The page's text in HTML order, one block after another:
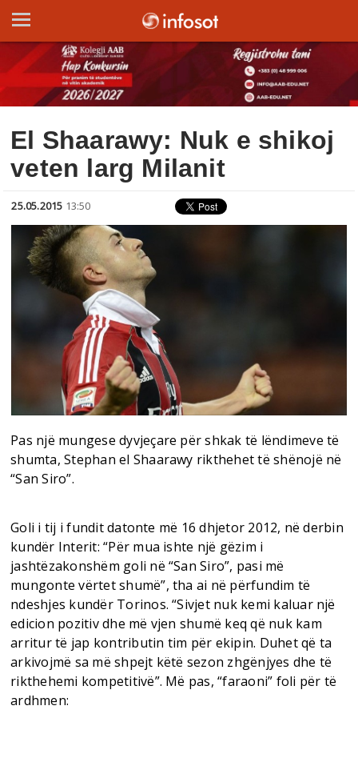
El Shaarawy: Nuk e shikoj
veten larg Milanit
25.05.2015 13:50
Pas një mungese dyvjeçare për shkak të lëndimeve të
shumta, Stephan el Shaarawy rikthehet të shënojë në
“San Siro”.
Goli i tij i fundit datonte më 16 dhjetor 2012, në derbin
kundër Interit: “Për mua ishte një gëzim i
jashtëzakonshëm goli në “San Siro”, pasi më
mungonte vërtet shumë”, tha ai në përfundim të
ndeshjes kundër Torinos. “Sivjet nuk kemi kaluar një
edicion pozitiv dhe më vjen shumë keq që nuk kam
arritur të jap kontributin tim për ekipin. Duhet që ta
arkivojmë sa më shpejt këtë sezon zhgënjyes dhe të
rikthehemi kompetitivë”. Më pas, “faraoni” foli për të
ardhmen: